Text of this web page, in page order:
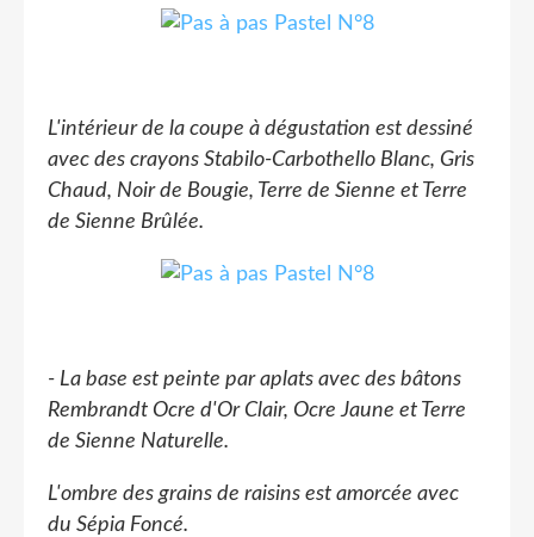
L'intérieur de la coupe à dégustation est dessiné
avec des crayons Stabilo-Carbothello Blanc, Gris
Chaud, Noir de Bougie, Terre de Sienne et Terre
de Sienne Brûlée.
- La base est peinte par aplats avec des bâtons
Rembrandt Ocre d'Or Clair, Ocre Jaune et Terre
de Sienne Naturelle.
L'ombre des grains de raisins est amorcée avec
du Sépia Foncé.